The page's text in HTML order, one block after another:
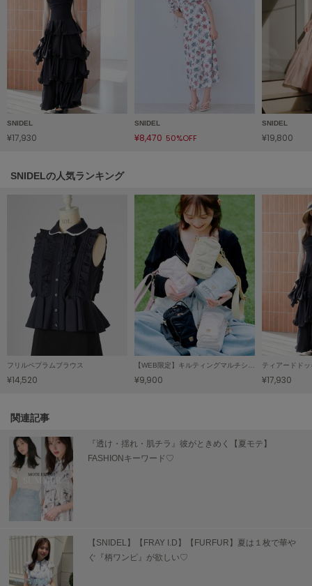
スナイデル
SNIDEL HOME
スナイデル ホーム
SOFER
ソフェル
サムウェアバター
SORIN
ソリン
Stylevoice for xxx
スタイルヴォイスフォー
SUICOKE
スイコック
SUPERGA
スペルガ
swanë
スワネ
テバ
The Barnnet
ザバーネット
THE NORTH FACE
ザ・ノース・フェイス
TODAYFUL
トゥデイフル
SNIDEL
¥17,930
SNIDEL
¥8,470 50%OFF
SNIDEL
¥19,800
SNIDELの人気ランキング
フリルペプラムブラウス
¥14,520 ¥9,900 ¥17,930
関連記事
『透け・揺れ・肌チラ』彼がときめく【夏モテ】
FASHIONキーワード♡
【SNIDEL】【FRAY I.D】【FURFUR】夏は１枚で華や
ぐ『柄ワンピ』が欲しい♡